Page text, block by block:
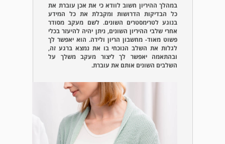
במהלך ההיריון חשוב לוודא כי את אכן עוברת את
כל הבדיקות הדרושות ומקבלת את כל המידע
בנוגע לטרימסטרים השונים. לשם מעקב מסודר
אחרי שלבי ההיריון השונים, ניתן יהיה להיעזר בכלי
פשוט מאוד- מחשבון הריון ולידה. הוא יאפשר לך
לגלות את השלב הנוכחי בו את נמצא ברגע זה,
ובהתאמה יאפשר לך ליצור מעקב משלך על
השלבים השונים אותם את עוברת.